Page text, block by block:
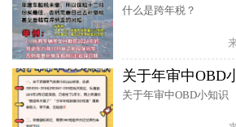
什么是跨年税？
关于年审中OBD
关于年审中OBD小知识